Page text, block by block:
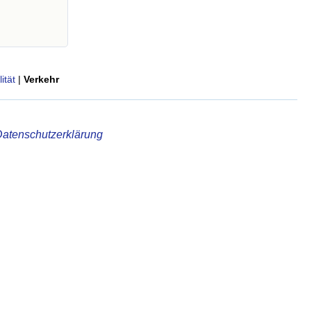
| Verkehr